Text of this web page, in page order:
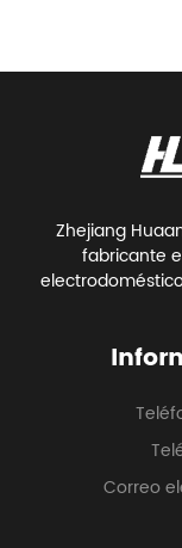
Zhejiang
fabricante
Correo